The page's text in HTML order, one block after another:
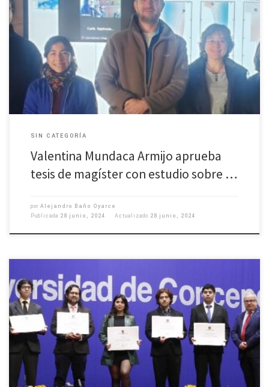
«Modulación del aporte de nutrientes al mar interior de Chiloé a través de
la Boca del Guafo» fue la investigación con la que la geofísica de la
Universidad de Concepción defendió su tesis de magíster en la misma
especialidad. El trabajo fue aprobado por la comisión evaluadora,
formada por su […]
SIN CATEGORÍA
Valentina Mundaca Armijo aprueba
tesis de magíster con estudio sobre …
por Alejandro Baño Oyarce
Publicada 28 junio, 2024 Actualizado 28 junio, 2024
Actualmente cursa el magíster investigando futuro terremoto en la zona
centro norte de Chile y su relación con la Falla Marga Marga. (Texto general
del Premio UdeC, de la Dirección de Comunicaciones) Un total de 77
egresadas y egresados correspondientes a tres cohortes recibieron
el Premio Universidad de Concepción, galardón otorgado […]